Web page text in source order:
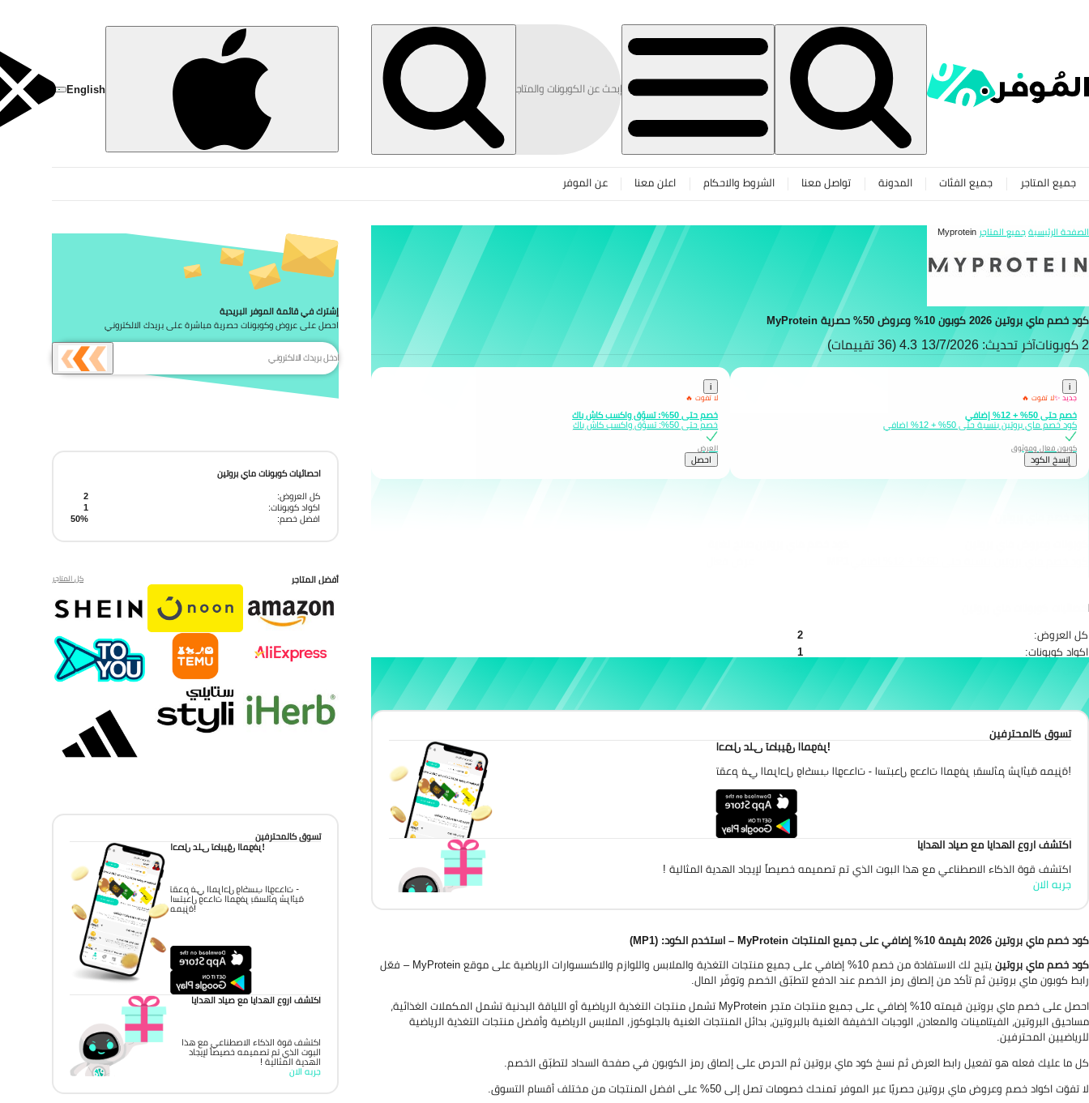
English
جميع المتاجر جميع الفئات المدونة تواصل معنا الشروط والاحكام اعلن معنا عن الموفر
كود خصم ماي بروتين 2026 كوبون 10% وعروض 50% حصرية MyProtein
2 كوبونات آخر تحديث: 13/7/2026 4.3 (36 تقييمات)
i
جديد ✨لا تفوت 🔥
خصم حتى 50% + 12% إضافي
كود خصم ماي بروتين بنسبة حتى 50% + 12% اضافي
كوبون فعال وموثوق
إِنسخ الكود
i
لا تفوت 🔥
خصم حتى 50%: تسوّق واكسب كاش باك
خصم حتى 50%: تسوّق واكسب كاش باك
العرض
احصل
احصائيات كوبونات ماي بروتين
كل العروض:
2
اكواد كوبونات:
1
افضل خصم:
الصفحة الرئيسيةجميع المتاجر Myprotein
تسوق كالمحترفين
احصل على تطبيق الموفر!
تقدم في المراحل واكسب الوحدات - استبدل وحدات الموفر بقسائم شرائية مميزة!
اكتشف اروع الهدايا مع صياد الهدايا
اكتشف قوة الذكاء الاصطناعي مع هذا البوت الذي تم تصميمه خصيصاً لإيجاد الهدية المثالية !
جربه الان
كود خصم ماي بروتين 2026 بقيمة 10% إضافي على جميع المنتجات MyProtein – استخدم الكود: (MP1)
كود خصم ماي بروتين
يتيح لك الاستفادة من خصم 10% إضافي على جميع منتجات التغذية والملابس واللوازم والاكسسوارات الرياضية على موقع MyProtein – فعّل
رابط كوبون ماي بروتين ثم تأكد من إلصاق رمز الخصم عند الدفع لتطبّق الخصم وتوفّر المال.
احصل على خصم ماي بروتين قيمته 10% إضافي على جميع منتجات متجر MyProtein تشمل منتجات التغذية الرياضية أو اللياقة البدنية تشمل المكملات الغذائية،
مساحيق البروتين، الفيتامينات والمعادن، الوجبات الخفيفة الغنية بالبروتين، بدائل المنتجات الغنية بالجلوكوز، الملابس الرياضية وأفضل منتجات التغذية الرياضية
للرياضيين المحترفين.
كل ما عليك فعله هو تفعيل رابط العرض ثم نسخ كود ماي بروتين ثم الحرص على إلصاق رمز الكوبون في صفحة السداد لتطبّق الخصم.
لا تفوّت اكواد خصم وعروض ماي بروتين حصريًا عبر الموفر تمنحك خصومات تصل إلى 50% على افضل المنتجات من مختلف أقسام التسوق.
إشترك في قائمة الموفر البريدية
احصل على عروض وكوبونات حصرية مباشرة على بريدك الالكتروني
احصائيات كوبونات ماي بروتين
كل العروض:
2
اكواد كوبونات: 1
افضل خصم: 50%
أفضل المتاجر كل المتاجر
تسوق كالمحترفين
احصل على تطبيق الموفر!
تقدم في المراحل واكسب الوحدات -
استبدل وحدات الموفر بقسائم شرائية
مميزة!
اكتشف اروع الهدايا مع صياد الهدايا
اكتشف قوة الذكاء الاصطناعي مع هذا
البوت الذي تم تصميمه خصيصاً لإيجاد
الهدية المثالية !
جربه الان